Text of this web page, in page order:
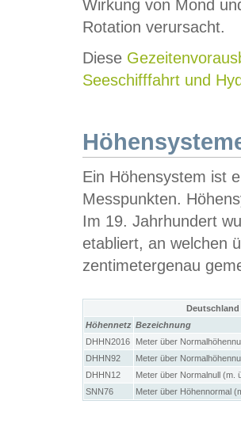
Wirkung von Mond
Rotation verursacht.
Diese
Seeschifffahrt und
Ein Höhensystem ist
Messpunkten.
Im 19. Jahrhundert
etabliert, an welchen
zentimetergenau
Höhennetz Bezeichnung
DHHN2016
Meter über
DHHN92
Meter über
DHHN12
Meter über Normalnull (m.
SNN76
Meter über Höhennormal